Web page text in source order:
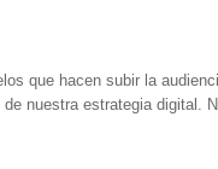
que hacen subir la
nuestra estrategia digital.